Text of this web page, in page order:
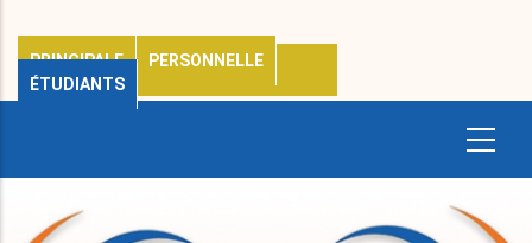
PRINCIPALE
PERSONNELLE
ÉTUDIANTS